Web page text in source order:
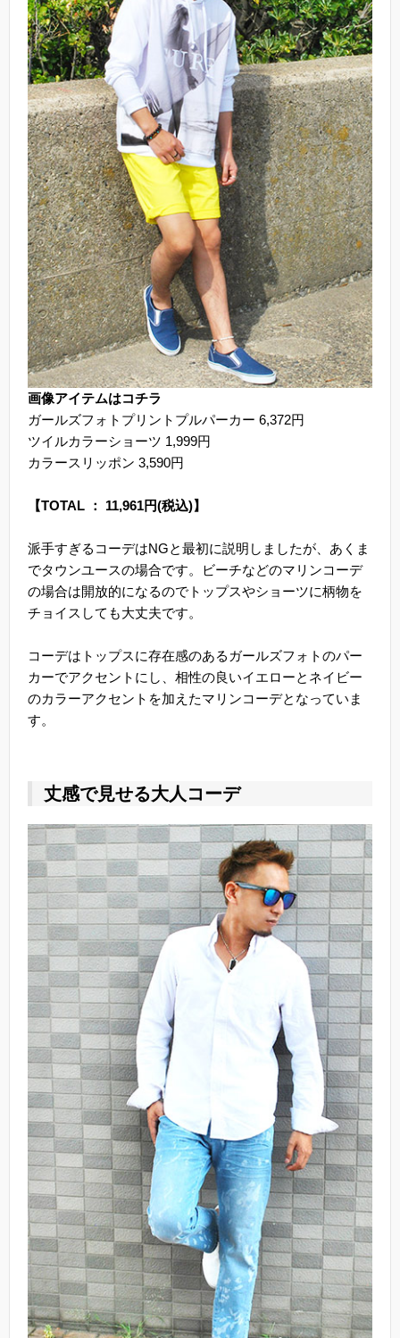
画像アイテムはコチラ
ガールズフォトプリントプルパーカー 6,372円
ツイルカラーショーツ 1,999円
カラースリッポン 3,590円
【TOTAL ： 11,961円(税込)】
派手すぎるコーデはNGと最初に説明しましたが、あくま
でタウンユースの場合です。ビーチなどのマリンコーデ
の場合は開放的になるのでトップスやショーツに柄物を
チョイスしても大丈夫です。
コーデはトップスに存在感のあるガールズフォトのパー
カーでアクセントにし、相性の良いイエローとネイビー
のカラーアクセントを加えたマリンコーデとなっていま
す。
丈感で見せる大人コーデ